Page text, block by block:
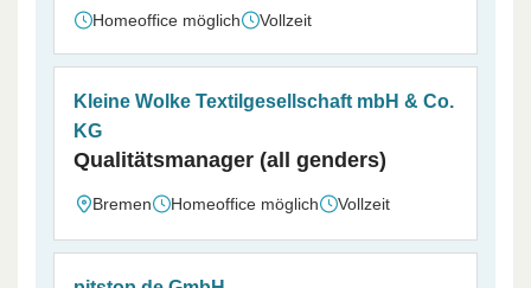
Homeoffice möglich
Vollzeit
Kleine Wolke Textilgesellschaft mbH & Co.
KG
Qualitätsmanager (all genders)
Bremen Homeoffice möglich Vollzeit